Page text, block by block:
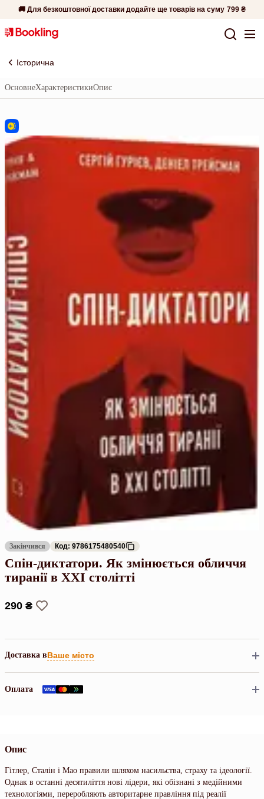
🚚 Для безкоштовної доставки додайте ще товарів на суму 799 ₴
Історична
ОсновнеХарактеристикиОпис
Закінчився Код: 9786175480540
Спін-диктатори. Як змінюється обличчя
тиранії в ХХІ столітті
290 ₴
Доставка вВаше місто
Оплата
Опис
Гітлер, Сталін і Мао правили шляхом насильства, страху та ідеології.
Однак в останні десятиліття нові лідери, які обізнані з медійними
технологіями, переробляють авторитарне правління під реалії